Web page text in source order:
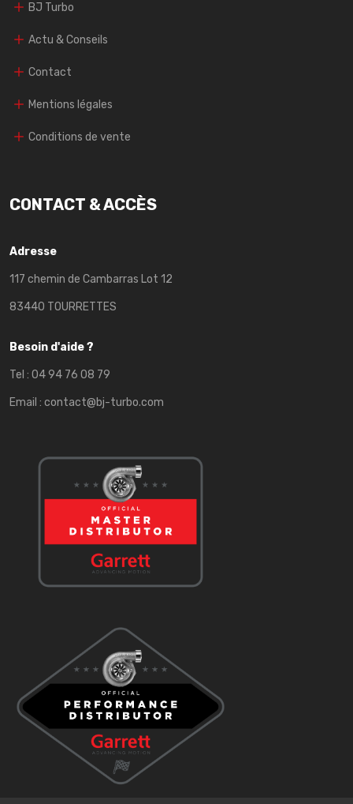
BJ Turbo
Actu & Conseils
Contact
Mentions légales
Conditions de vente
CONTACT & ACCÈS
Adresse
117 chemin de Cambarras Lot 12
83440 TOURRETTES
Besoin d'aide ?
Tel : 04 94 76 08 79
Email : contact@bj-turbo.com